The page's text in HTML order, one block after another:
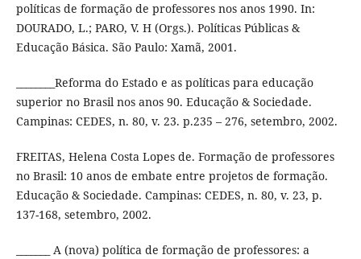
políticas de formação de professores nos anos 1990. In:
DOURADO, L.; PARO, V. H (Orgs.). Políticas Públicas &
Educação Básica. São Paulo: Xamã, 2001.
________Reforma do Estado e as políticas para educação
superior no Brasil nos anos 90. Educação & Sociedade.
Campinas: CEDES, n. 80, v. 23. p.235 – 276, setembro, 2002.
FREITAS, Helena Costa Lopes de. Formação de professores
no Brasil: 10 anos de embate entre projetos de formação.
Educação & Sociedade. Campinas: CEDES, n. 80, v. 23, p.
137-168, setembro, 2002.
_______ A (nova) política de formação de professores: a